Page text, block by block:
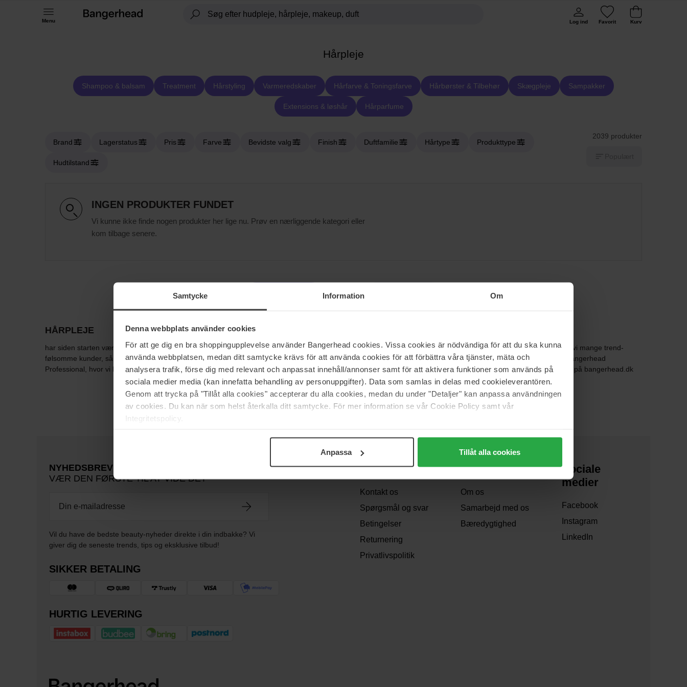
Samtycke Information Om
Denna webbplats använder cookies
För att ge dig en bra shoppingupplevelse använder Bangerhead cookies. Vissa cookies är nödvändiga för att du ska kunna
använda webbplatsen, medan ditt samtycke krävs för att använda cookies för att förbättra våra tjänster, mäta och
analysera trafik, förse dig med relevant och anpassat innehåll/annonser samt för att aktivera funktioner som används på
sociala medier media (kan innefatta behandling av personuppgifter). Data som samlas in delas med cookieleverantören.
Genom att trycka på "Tillåt alla cookies" accepterar du alla cookies, medan du under "Detaljer" kan anpassa användningen
av cookies. Du kan när som helst återkalla ditt samtycke. För mer information se vår Cookie Policy samt vår
Integritetspolicy.
Anpassa Tillåt alla cookies
Menu Log ind Favorit Kurv
Hårpleje
Shampoo & balsam Treatment Hårstyling Varmeredskaber Hårfarve & Toningsfarve Hårbørster & Tilbehør Skægpleje Sampakker
Extensions & løshår Hårparfume
Brand Lagerstatus Pris Farve Bevidste valg Finish Duftfamilie Hårtype Produkttype
Hudtilstand
2039 produkter
INGEN PRODUKTER FUNDET
Vi kunne ikke finde nogen produkter her lige nu. Prøv en nærliggende kategori eller
kom tilbage senere.
Side 85 af 85
HÅRPLEJE
har siden starten været grundstenen i Bangerheads virksomhed, så hårprodukter er selvfølgelig lidt ekstra elsket hos os. Med vores egen frisør i Stockholm møder vi mange trend-
følsomme kunder, så vi opsnapper hurtigt de seneste trends indenfor hårpleje. Vi er desuden utroligt stolte over at kunne præsentere vores eget hårpleje mærke Bangerhead
Professional, hvor vi lige nu kan tilbyde produkter såsom shampoo, balsam, tørshampoo, varmespray og saltvandsspray – Du kan altid finde et opdateret sortiment på bangerhead.dk
NYHEDSBREV
VÆR DEN FØRSTE TIL AT VIDE DET
Vil du have de bedste beauty-nyheder direkte i din indbakke? Vi
giver dig de seneste trends, tips og eksklusive tilbud!
SIKKER BETALING
HURTIG LEVERING
Support
Kontakt os
Spørgsmål og svar
Betingelser
Returnering
Privatlivspolitik
Om os
Om os
Samarbejd med os
Bæredygtighed
Sociale
medier
Facebook
Instagram
LinkedIn